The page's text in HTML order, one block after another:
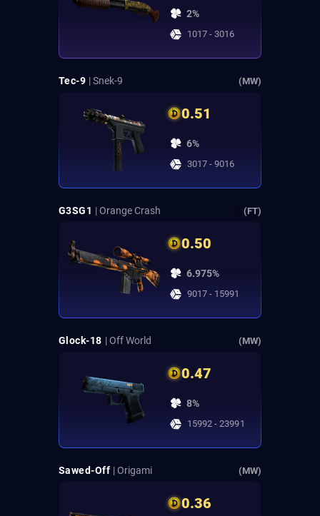
2%
1017 - 3016
Tec-9 | Snek-9 (MW)
0.51
6%
3017 - 9016
G3SG1 | Orange Crash (FT)
0.50
6.975%
9017 - 15991
Glock-18 | Off World (MW)
0.47
8%
15992 - 23991
Sawed-Off | Origami (MW)
0.36